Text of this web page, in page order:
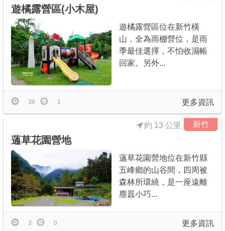
遊橘露營區(小木屋)
遊橘露營區位在新竹橫
山，全為雨棚營位，是雨
季最佳選擇，不怕收濕帳
回家。另外...
更多資訊
38 1
新竹
蓪草花園營地
約 13 公里
蓪草花園營地位在新竹縣
五峰鄉的山谷間，四周被
森林所環繞，是一座遠離
塵囂小巧...
更多資訊
3 0